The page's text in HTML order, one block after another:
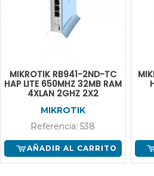
MIKROTIK RB941-2ND-TC
HAP LITE 650MHZ 32MB RAM
4XLAN 2GHZ 2X2
MIKROTIK
Referencia: 538
AÑADIR AL CARRITO